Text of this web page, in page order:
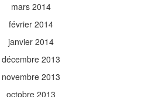
mars 2014
février 2014
janvier 2014
décembre 2013
novembre 2013
octobre 2013